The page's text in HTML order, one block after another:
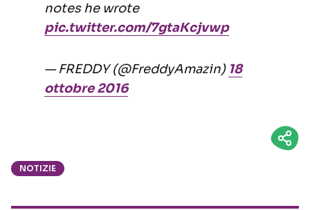
notes he wrote
pic.twitter.com/7gtaKcjvwp
— FREDDY (@FreddyAmazin) 18
ottobre 2016
NOTIZIE